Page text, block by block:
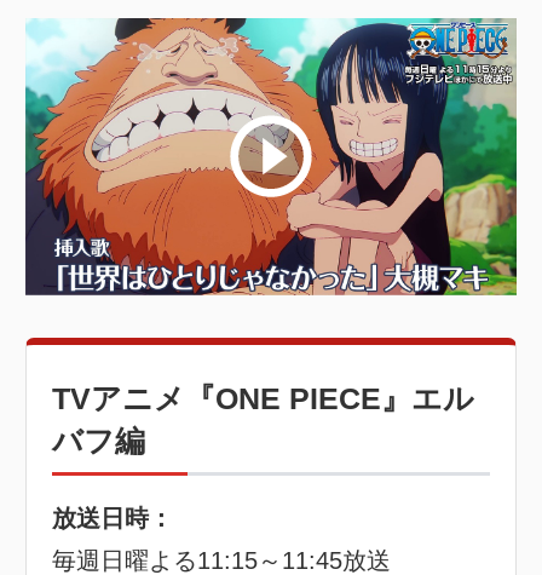
TVアニメ『ONE PIECE』エル
バフ編
放送日時：
毎週日曜よる11:15～11:45放送